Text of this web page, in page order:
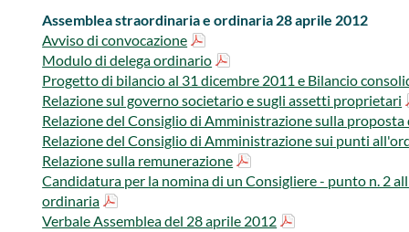
Assemblea straordinaria e ordinaria 28 aprile 2012
Avviso di convocazione
Modulo di delega ordinario
Progetto di bilancio al 31 dicembre 2011 e Bilancio
Relazione sul governo societario e sugli assetti proprietari
Relazione del Consiglio di Amministrazione sulla
Relazione del Consiglio di Amministrazione sui punti
Relazione sulla remunerazione
Candidatura per la nomina di un Consigliere - punto n. 2
ordinaria
Verbale Assemblea del 28 aprile 2012